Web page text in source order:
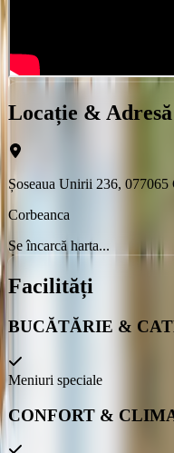
Locație & Adresă
Șoseaua Unirii 236, 077065
Corbeanca
Se încarcă harta...
Facilități
BUCĂTĂRIE &
Meniuri speciale
CONFORT &